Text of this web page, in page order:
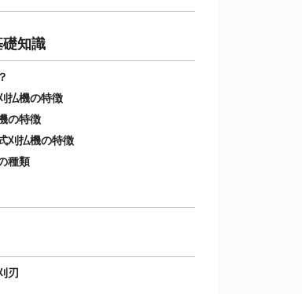
知識
払機の特徴
の特徴
刈払機の特徴
種類
刃